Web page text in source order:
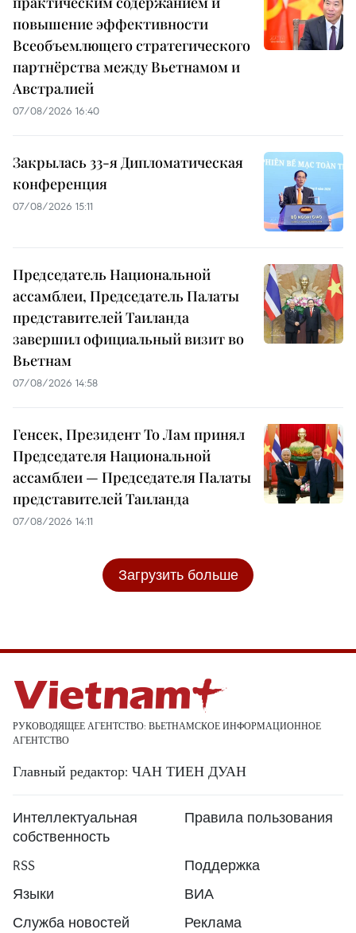
повышение эффективности
Всеобъемлющего стратегического
партнёрства между Вьетнамом и
Австралией
07/08/2026 16:40
Закрылась 33-я Дипломатическая
конференция
07/08/2026 15:11
Председатель Национальной
ассамблеи, Председатель Палаты
представителей Таиланда
завершил официальный визит во
Вьетнам
07/08/2026 14:58
Генсек, Президент То Лам принял
Председателя Национальной
ассамблеи — Председателя Палаты
представителей Таиланда
07/08/2026 14:11
Загрузить больше
РУКОВОДЯЩЕЕ АГЕНТСТВО: ВЬЕТНАМСКОЕ ИНФОРМАЦИОННОЕ
АГЕНТСТВО
Главный редактор: ЧАН ТИЕН ДУАН
Интеллектуальная
собственность
Правила пользования
RSS
Поддержка
Языки
ВИА
Служба новостей
Реклама